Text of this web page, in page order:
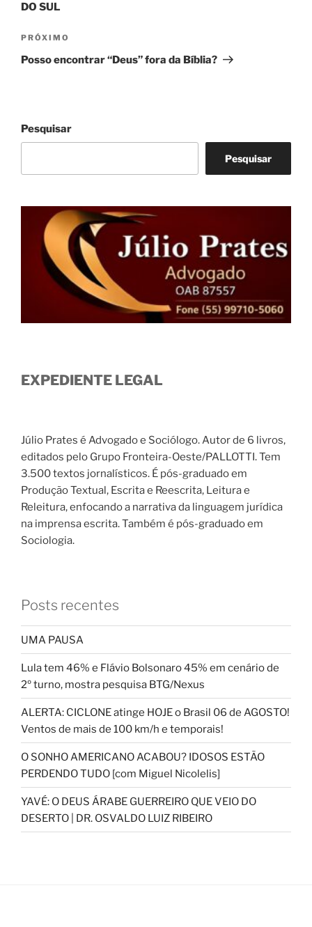
DO SUL
Próximo
post
PRÓXIMO
Posso encontrar “Deus” fora da Bíblia?
Pesquisar
Pesquisar
EXPEDIENTE LEGAL
Júlio Prates é Advogado e Sociólogo. Autor de 6 livros,
editados pelo Grupo Fronteira-Oeste/PALLOTTI. Tem
3.500 textos jornalísticos. É pós-graduado em
Produção Textual, Escrita e Reescrita, Leitura e
Releitura, enfocando a narrativa da linguagem jurídica
na imprensa escrita. Também é pós-graduado em
Sociologia.
Posts recentes
UMA PAUSA
Lula tem 46% e Flávio Bolsonaro 45% em cenário de
2º turno, mostra pesquisa BTG/Nexus
ALERTA: CICLONE atinge HOJE o Brasil 06 de AGOSTO!
Ventos de mais de 100 km/h e temporais!
O SONHO AMERICANO ACABOU? IDOSOS ESTÃO
PERDENDO TUDO [com Miguel Nicolelis]
YAVÉ: O DEUS ÁRABE GUERREIRO QUE VEIO DO
DESERTO | DR. OSVALDO LUIZ RIBEIRO